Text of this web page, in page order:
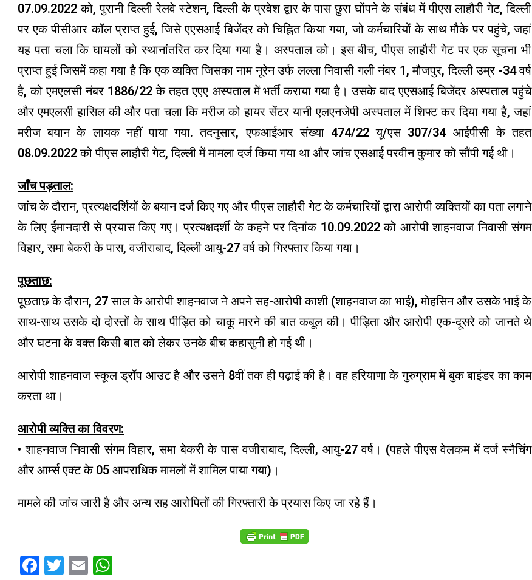
07.09.2022 को, पुरानी दिल्ली रेलवे स्टेशन, दिल्ली के प्रवेश द्वार के पास छुरा घोंपने के संबंध में पीएस लाहौरी गेट, दिल्ली
पर एक पीसीआर कॉल प्राप्त हुई, जिसे एएसआई बिजेंदर को चिह्नित किया गया, जो कर्मचारियों के साथ मौके पर पहुंचे, जहां
यह पता चला कि घायलों को स्थानांतरित कर दिया गया है। अस्पताल को। इस बीच, पीएस लाहौरी गेट पर एक सूचना भी
प्राप्त हुई जिसमें कहा गया है कि एक व्यक्ति जिसका नाम नूरेन उर्फ ​​लल्ला निवासी गली नंबर 1, मौजपुर, दिल्ली उम्र -34 वर्ष
है, को एमएलसी नंबर 1886/22 के तहत एएए अस्पताल में भर्ती कराया गया है। उसके बाद एएसआई बिजेंदर अस्पताल पहुंचे
और एमएलसी हासिल की और पता चला कि मरीज को हायर सेंटर यानी एलएनजेपी अस्पताल में शिफ्ट कर दिया गया है, जहां
मरीज बयान के लायक नहीं पाया गया. तदनुसार, एफआईआर संख्या 474/22 यू/एस 307/34 आईपीसी के तहत
08.09.2022 को पीएस लाहौरी गेट, दिल्ली में मामला दर्ज किया गया था और जांच एसआई परवीन कुमार को सौंपी गई थी।
जाँच पड़ताल:
जांच के दौरान, प्रत्यक्षदर्शियों के बयान दर्ज किए गए और पीएस लाहौरी गेट के कर्मचारियों द्वारा आरोपी व्यक्तियों का पता लगाने
के लिए ईमानदारी से प्रयास किए गए। प्रत्यक्षदर्शी के कहने पर दिनांक 10.09.2022 को आरोपी शाहनवाज निवासी संगम
विहार, समा बेकरी के पास, वजीराबाद, दिल्ली आयु-27 वर्ष को गिरफ्तार किया गया।
पूछताछ:
पूछताछ के दौरान, 27 साल के आरोपी शाहनवाज ने अपने सह-आरोपी काशी (शाहनवाज का भाई), मोहसिन और उसके भाई के
साथ-साथ उसके दो दोस्तों के साथ पीड़ित को चाकू मारने की बात कबूल की। पीड़िता और आरोपी एक-दूसरे को जानते थे
और घटना के वक्त किसी बात को लेकर उनके बीच कहासुनी हो गई थी।
आरोपी शाहनवाज स्कूल ड्रॉप आउट है और उसने 8वीं तक ही पढ़ाई की है। वह हरियाणा के गुरुग्राम में बुक बाइंडर का काम
करता था।
आरोपी व्यक्ति का विवरण:
• शाहनवाज निवासी संगम विहार, समा बेकरी के पास वजीराबाद, दिल्ली, आयु-27 वर्ष। (पहले पीएस वेलकम में दर्ज स्नैचिंग
और आर्म्स एक्ट के 05 आपराधिक मामलों में शामिल पाया गया)।
मामले की जांच जारी है और अन्य सह आरोपितों की गिरफ्तारी के प्रयास किए जा रहे हैं।
Facebook
Twitter
Email